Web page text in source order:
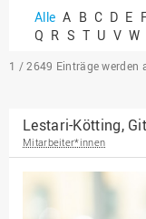
eLearning
EU-Büro
Fakultät
Alle A B C D E
Q R S T U V W
1 / 2649 Einträge werden
Lestari-Kötting,
Mitarbeiter*innen